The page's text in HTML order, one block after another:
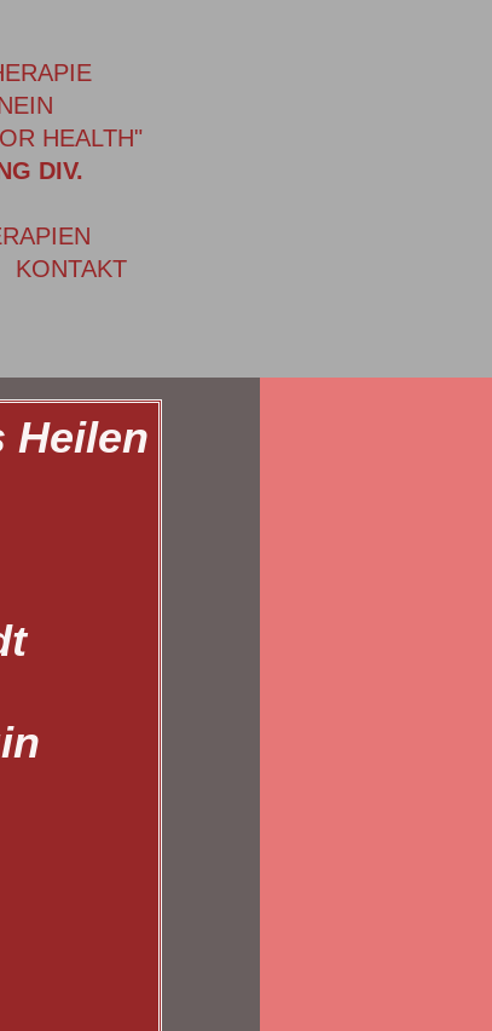
HEALTH"
DIV.
KONTAKT
Heilen